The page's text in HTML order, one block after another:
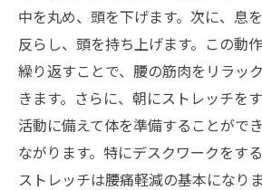
中を丸め、頭を下げます。次に、息
反らし、頭を持ち上げます。この動
繰り返すことで、腰の筋肉をリラッ
きます。さらに、朝にストレッチを
活動に備えて体を準備することがで
ながります。特にデスクワークをす
ストレッチは腰痛軽減の基本になりま